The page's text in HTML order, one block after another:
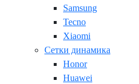
Samsung
Tecno
Xiaomi
Сетки динамика
Honor
Huawei